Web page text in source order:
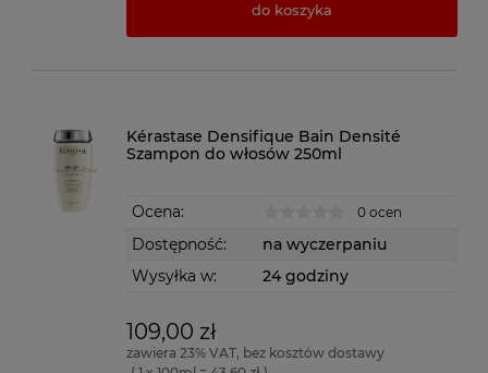
do koszyka
Kérastase Densifique Bain Densité
Szampon do włosów 250ml
Ocena: 0 ocen
Dostępność:
na wyczerpaniu
Wysyłka w:
24 godziny
109,00 zł
zawiera 23% VAT, bez kosztów dostawy